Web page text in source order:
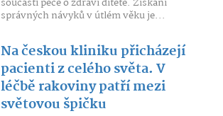
správných návyků v útlém věku je...
Na českou kliniku přicházejí
pacienti z celého světa. V
léčbě rakoviny patří mezi
světovou špičku